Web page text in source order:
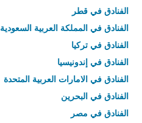
الفنادق في قطر
الفنادق في المملكة العربية السعودية
الفنادق في تركيا
الفنادق في إندونيسيا
الفنادق في الامارات العربية المتحدة
الفنادق في البحرين
الفنادق في مصر